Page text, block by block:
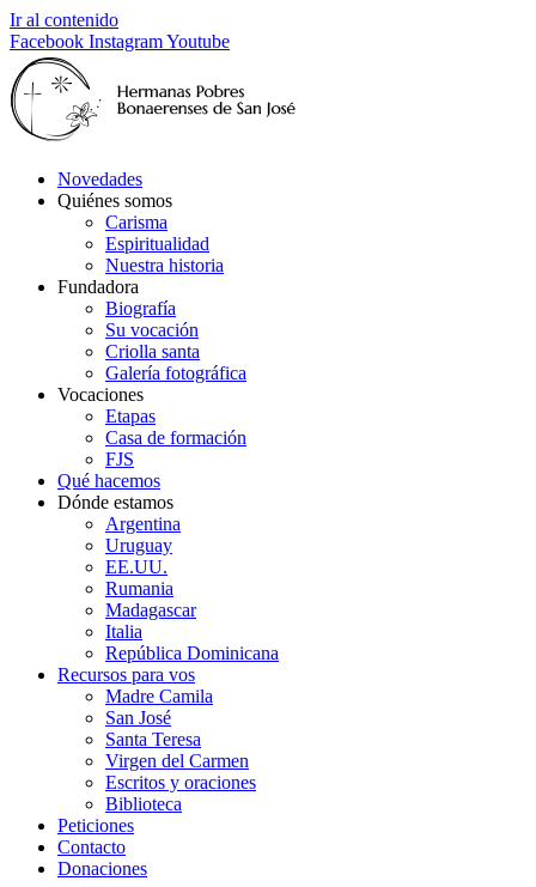
Ir al contenido
Facebook InstagramYoutube
Novedades
Quiénes somos
Carisma
Espiritualidad
Nuestra historia
Fundadora
Biografía
Su vocación
Criolla santa
Galería fotográfica
Vocaciones
Etapas
Casa de formación
FJS
Qué hacemos
Dónde estamos
Argentina
Uruguay
EE.UU.
Rumania
Madagascar
Italia
República Dominicana
Recursos para vos
Madre Camila
San José
Santa Teresa
Virgen del Carmen
Escritos y oraciones
Biblioteca
Peticiones
Contacto
Donaciones